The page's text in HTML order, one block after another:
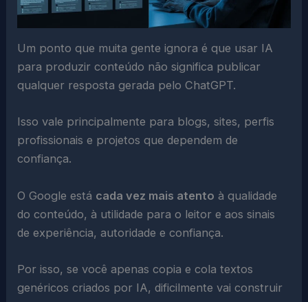
Um ponto que muita gente ignora é que usar IA
para produzir conteúdo não significa publicar
qualquer resposta gerada pelo ChatGPT.
Isso vale principalmente para blogs, sites, perfis
profissionais e projetos que dependem de
confiança.
O Google está cada vez mais atento à qualidade
do conteúdo, à utilidade para o leitor e aos sinais
de experiência, autoridade e confiança.
Por isso, se você apenas copia e cola textos
genéricos criados por IA, dificilmente vai construir